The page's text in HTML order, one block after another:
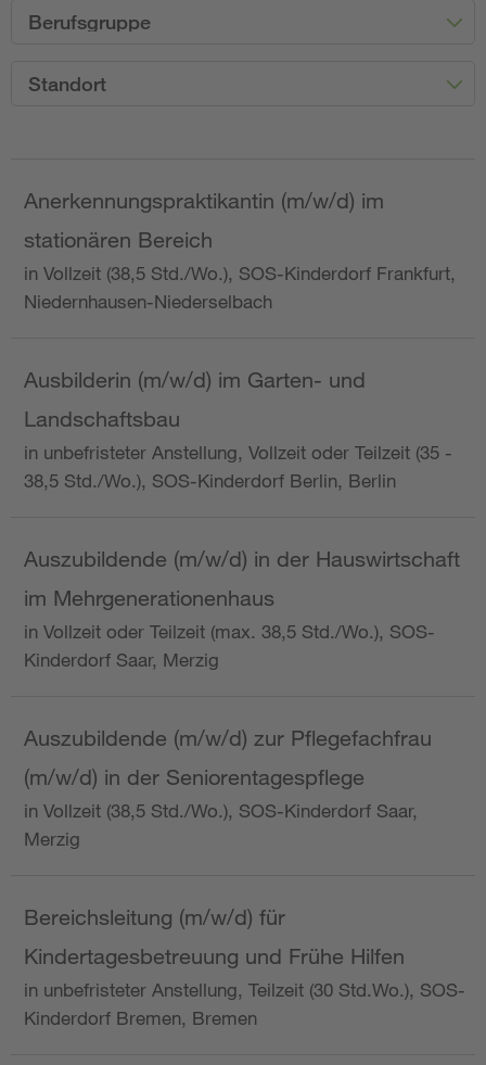
Berufsgruppe
Standort
Anerkennungspraktikantin (m/w/d) im
stationären Bereich
in Vollzeit (38,5 Std./Wo.), SOS-Kinderdorf Frankfurt,
Niedernhausen-Niederselbach
Ausbilderin (m/w/d) im Garten- und
Landschaftsbau
in unbefristeter Anstellung, Vollzeit oder Teilzeit (35 -
38,5 Std./Wo.), SOS-Kinderdorf Berlin, Berlin
Auszubildende (m/w/d) in der Hauswirtschaft
im Mehrgenerationenhaus
in Vollzeit oder Teilzeit (max. 38,5 Std./Wo.), SOS-
Kinderdorf Saar, Merzig
Auszubildende (m/w/d) zur Pflegefachfrau
(m/w/d) in der Seniorentagespflege
in Vollzeit (38,5 Std./Wo.), SOS-Kinderdorf Saar,
Merzig
Bereichsleitung (m/w/d) für
Kindertagesbetreuung und Frühe Hilfen
in unbefristeter Anstellung, Teilzeit (30 Std.Wo.), SOS-
Kinderdorf Bremen, Bremen